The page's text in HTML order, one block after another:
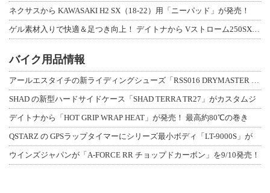
ネクサスから KAWASAKI H2 SX（18-22）用「ニーパッド」が発売！
ゲル素材入りで快適＆足つき向上！ デイトナから Vストローム250SX用「快適ロ
バイク用品情報
アールエスタイチの新ライディングシューズ「RSS016 DRYMASTER スト
SHAD の新型ハードサイドケース「SHAD TERRA TR27」がカスタムジ
デイトナから「HOT GRIP WRAP HEAT」が発売！ 最高約80℃の巻き
QSTARZ の GPSラップタイマーにシリーズ最小ボディ「LT-9000S」が
ウインズジャパンが「A-FORCE RR チョップドカーボン」を9/10発売！